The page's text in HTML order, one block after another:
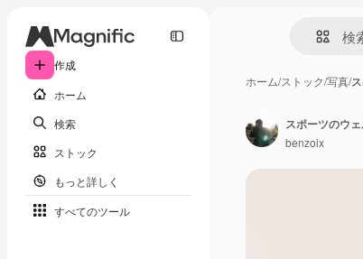
作成
ホーム
検索
ストック
もっと詳しく
すべてのツール
ホーム/ストック/写真/
benzoix